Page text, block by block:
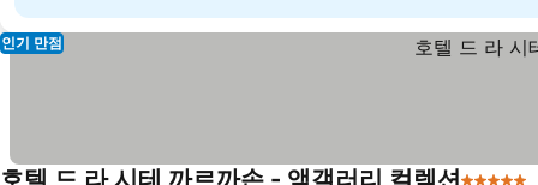
인기 만점
호텔 드 라 시테 까르까손 - 앰갤러리 컬렉션